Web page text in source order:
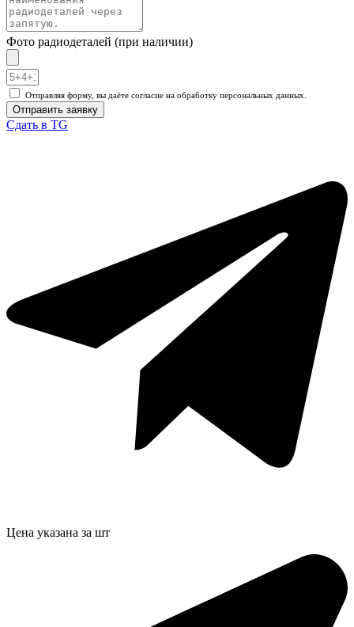
Фото радиодеталей (при наличии)
Отправляя форму, вы даёте согласие на обработку персональных данных.
Отправить заявку
Сдать в TG
Цена указана за шт